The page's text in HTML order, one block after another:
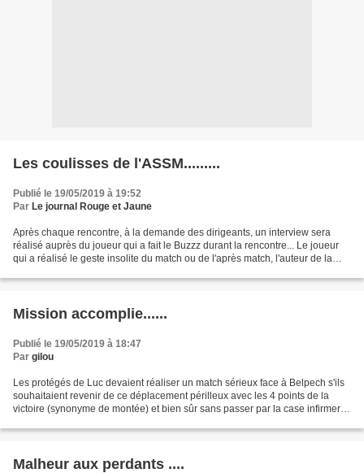
Les coulisses de l'ASSM.........
Publié le 19/05/2019 à 19:52
Par Le journal Rouge et Jaune
Après chaque rencontre, à la demande des dirigeants, un interview sera
réalisé auprès du joueur qui a fait le Buzzz durant la rencontre... Le joueur
qui a réalisé le geste insolite du match ou de l'après match, l'auteur de la
Mission accomplie......
Publié le 19/05/2019 à 18:47
Par gilou
Les protégés de Luc devaient réaliser un match sérieux face à Belpech s'ils
souhaitaient revenir de ce déplacement périlleux avec les 4 points de la
victoire (synonyme de montée) et bien sûr sans passer par la case infirmerie.
Malheur aux perdants ....